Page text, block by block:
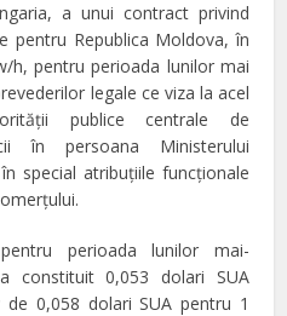
a unui contract privind
pentru Republica Moldova, în
h, pentru perioada lunilor mai
legale ce viza la acel
publice centrale de
în persoana Ministerului
special atribuțiile funcționale
perioada lunilor mai-
constituit 0,053 dolari SUA
0,058 dolari SUA pentru 1